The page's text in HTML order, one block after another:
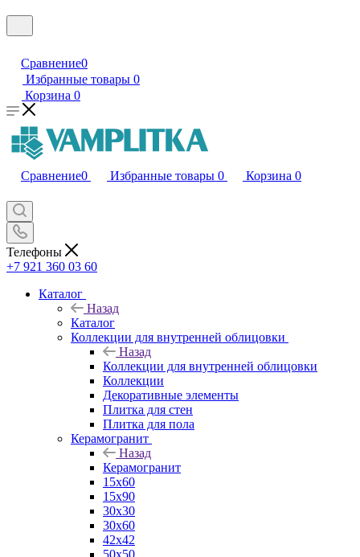
Сравнение0
Избранные товары 0
Корзина 0
Сравнение0 Избранные товары 0 Корзина 0
Телефоны
+7 921 360 03 60
Каталог
Назад
Каталог
Коллекции для внутренней облицовки
Назад
Коллекции для внутренней облицовки
Коллекции
Декоративные элементы
Плитка для стен
Плитка для пола
Керамогранит
Назад
Керамогранит
15х60
15x90
30х30
30х60
42х42
50х50